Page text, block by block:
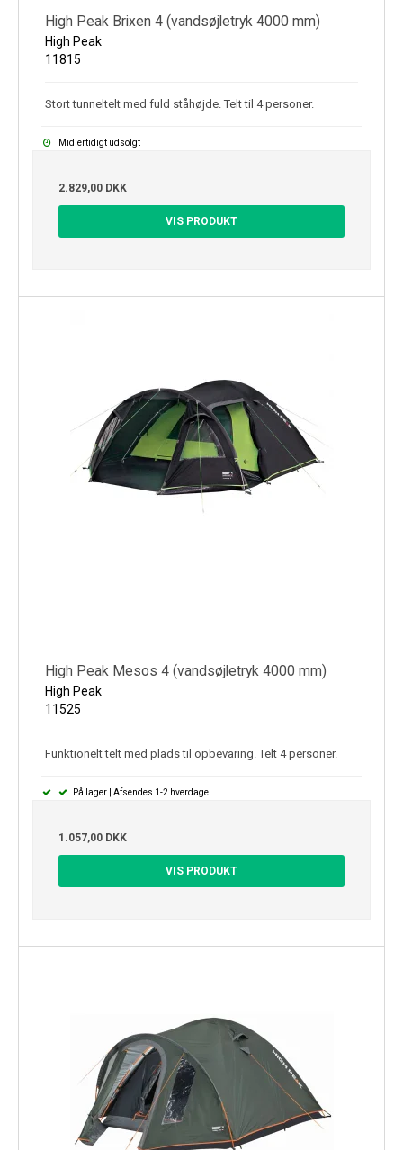
High Peak Brixen 4 (vandsøjletryk 4000 mm)
High Peak
11815
Stort tunneltelt med fuld ståhøjde. Telt til 4 personer.
Midlertidigt udsolgt
2.829,00 DKK
VIS PRODUKT
High Peak Mesos 4 (vandsøjletryk 4000 mm)
High Peak
11525
Funktionelt telt med plads til opbevaring. Telt 4 personer.
På lager | Afsendes 1-2 hverdage
1.057,00 DKK
VIS PRODUKT